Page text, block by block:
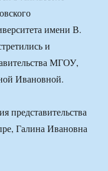
имени В.
и
МГОУ,
Ивановной.
представительства
Галина Ивановна